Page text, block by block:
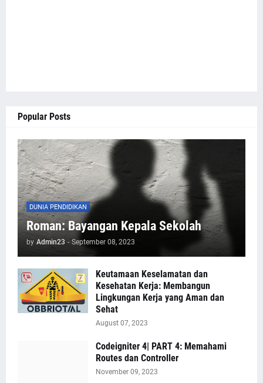
Popular Posts
DUNIA PENDIDIKAN
Roman: Bayangan Kepala Sekolah
by Admin23 - September 08, 2023
Keutamaan Keselamatan dan
Kesehatan Kerja: Membangun
Lingkungan Kerja yang Aman dan
Sehat
August 07, 2023
Codeigniter 4| PART 4: Memahami
Routes dan Controller
November 09, 2023